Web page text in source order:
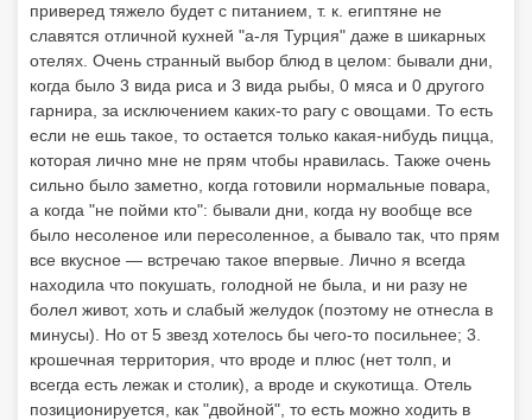
приверед тяжело будет с питанием, т. к. египтяне не
славятся отличной кухней "а-ля Турция" даже в шикарных
отелях. Очень странный выбор блюд в целом: бывали дни,
когда было 3 вида риса и 3 вида рыбы, 0 мяса и 0 другого
гарнира, за исключением каких-то рагу с овощами. То есть
если не ешь такое, то остается только какая-нибудь пицца,
которая лично мне не прям чтобы нравилась. Также очень
сильно было заметно, когда готовили нормальные повара,
а когда "не пойми кто": бывали дни, когда ну вообще все
было несоленое или пересоленное, а бывало так, что прям
все вкусное — встречаю такое впервые. Лично я всегда
находила что покушать, голодной не была, и ни разу не
болел живот, хоть и слабый желудок (поэтому не отнесла в
минусы). Но от 5 звезд хотелось бы чего-то посильнее; 3.
крошечная территория, что вроде и плюс (нет толп, и
всегда есть лежак и столик), а вроде и скукотища. Отель
позиционируется, как "двойной", то есть можно ходить в